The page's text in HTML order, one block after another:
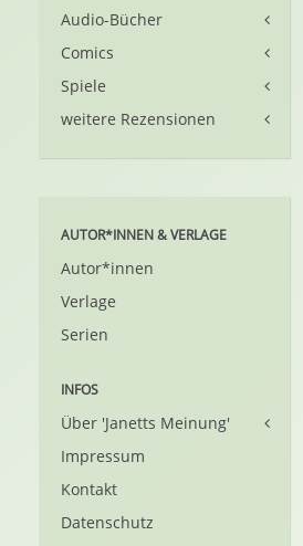
Audio-Bücher
Comics
Spiele
weitere Rezensionen
AUTOR*INNEN & VERLAGE
Autor*innen
Verlage
Serien
INFOS
Über 'Janetts Meinung'
Impressum
Kontakt
Datenschutz